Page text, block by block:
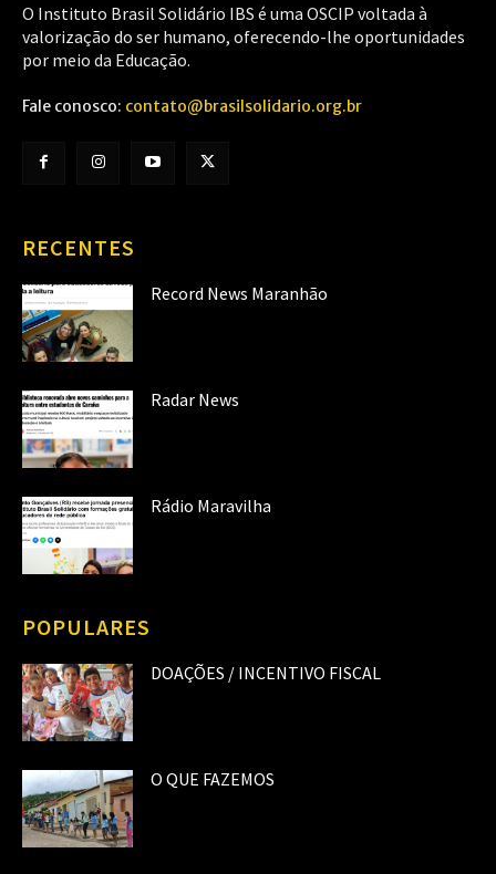
O Instituto Brasil Solidário IBS é uma OSCIP voltada à
valorização do ser humano, oferecendo-lhe oportunidades
por meio da Educação.
Fale conosco: contato@brasilsolidario.org.br
RECENTES
Record News Maranhão
Radar News
Rádio Maravilha
POPULARES
DOAÇÕES / INCENTIVO FISCAL
O QUE FAZEMOS